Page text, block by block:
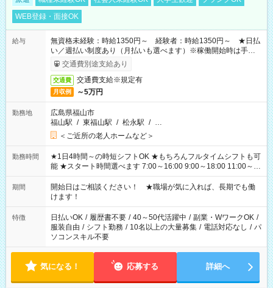
WEB登録・面接OK
給与
無資格未経験：時給1350円～ 経験者：時給1350円～ ★日払
い／週払い制度あり（月払いも選べます）※稼働開始時は手続き
完了次第のお支払いとなります。
交通費別途支給あり
交通費 交通費支給※規定有
月収例 ～5万円
勤務地
広島県福山市
福山駅 / 東福山駅 / 松永駅 / …
＜ご近所の老人ホームなど＞
勤務時間
★1日4時間～の時短シフトOK ★もちろんフルタイムシフトも可
能 ★スタート時間選べます 7:00～16:00 9:00～18:00 11:00～
20:00 など 残業なし！ ※Wワークの場合、他のお仕事と合わせ
週40時間超の就業はご案内できません ※法令に基づき、週20時
間以上勤務は社会保険への加入対象となります ※労働者派遣法
（日雇い派遣の原則禁止）により、短時間・短期間の就業はご
案内が難しい場合があります
期間
開始日はご相談ください！ ★職場が気に入れば、長期でも働
けます！
特徴 日払いOK / 履歴書不要 / 40～50代活躍中 / 副業・WワークOK /
服装自由 / シフト勤務 / 10名以上の大量募集 / 電話対応なし / パ
ソコンスキル不要
気になる！ 応募する 詳細へ